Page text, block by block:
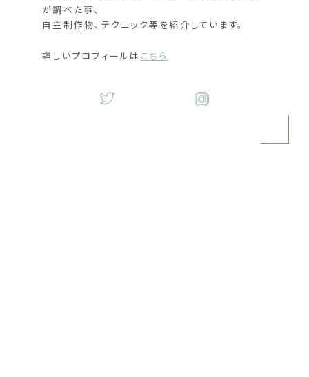
が調べた事、
自主制作物、テクニック等を紹介しています。
詳しいプロフィールは こちら